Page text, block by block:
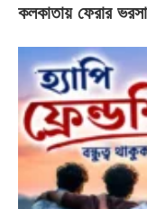
কলকাতায় ফেরার